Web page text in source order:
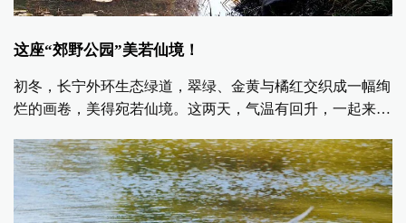
这座“郊野公园”美若仙境！
初冬，长宁外环生态绿道，翠绿、金黄与橘红交织成一幅绚
烂的画卷，美得宛若仙境。这两天，气温有回升，一起来感